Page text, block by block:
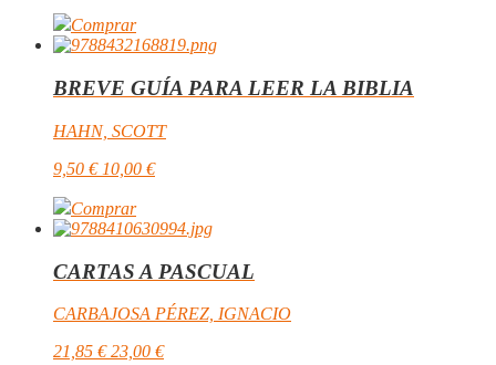
Comprar
BREVE GUÍA PARA LEER LA BIBLIA
HAHN, SCOTT
9,50 € 10,00 €
Comprar
CARTAS A PASCUAL
CARBAJOSA PÉREZ, IGNACIO
21,85 € 23,00 €